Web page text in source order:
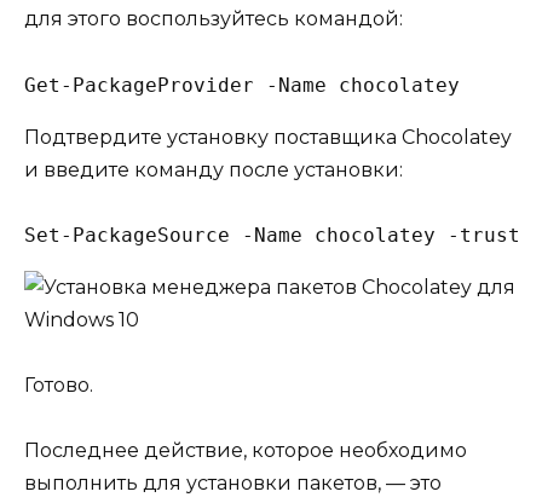
для этого воспользуйтесь командой:
Get-PackageProvider -Name chocolatey
Подтвердите установку поставщика Chocolatey
и введите команду после установки:
Set-PackageSource -Name chocolatey -
Готово.
Последнее действие, которое необходимо
выполнить для установки пакетов, — это